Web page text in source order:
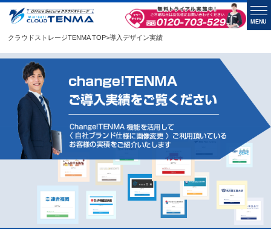
クラウドストレージTENMA TOP>導入デザイン実績
MENU